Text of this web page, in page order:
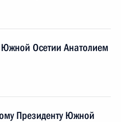
Осетии Анатолием
Президенту Южной